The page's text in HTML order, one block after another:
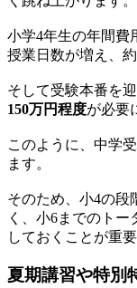
小学4年生の年間費
授業日数が増え、
そして受験本番を
150万円程度が必要
このように、中学
ます。
そのため、小4の段
く、小6までのト
しておくことが重要
夏期講習や特別